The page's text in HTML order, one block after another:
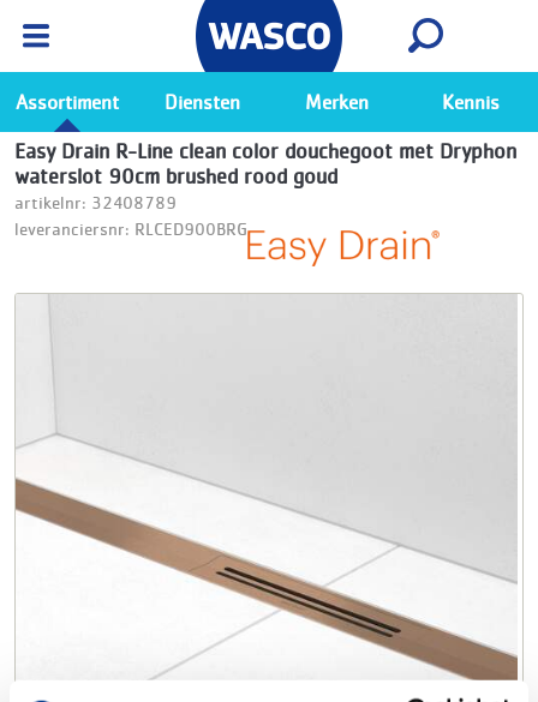
Ga naar de Wasco app
Bekijk
Assortiment Diensten Merken Kennis
Easy Drain R-Line clean color douchegoot met Dryphon
waterslot 90cm brushed rood goud
artikelnr: 32408789
leveranciersnr: RLCED900BRG